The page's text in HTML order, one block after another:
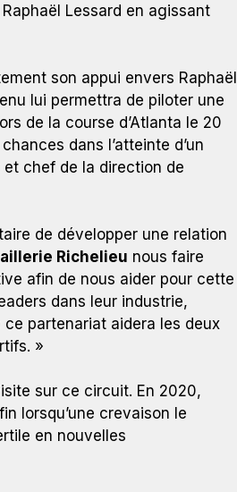
Lessard en agissant
son appui envers Raphaël
lui permettra de piloter une
de la course d’Atlanta le 20
dans l’atteinte d’un
et chef de la direction de
de développer une relation
Richelieu nous faire
afin de nous aider pour cette
dans leur industrie,
partenariat aidera les deux
»
sur ce circuit. En 2020,
lorsqu’une crevaison le
en nouvelles